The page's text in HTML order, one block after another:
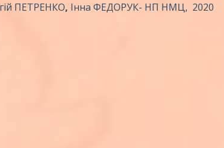
ПЕТРЕНКО, Інна ФЕДОРУК- НП НМЦ, 2020